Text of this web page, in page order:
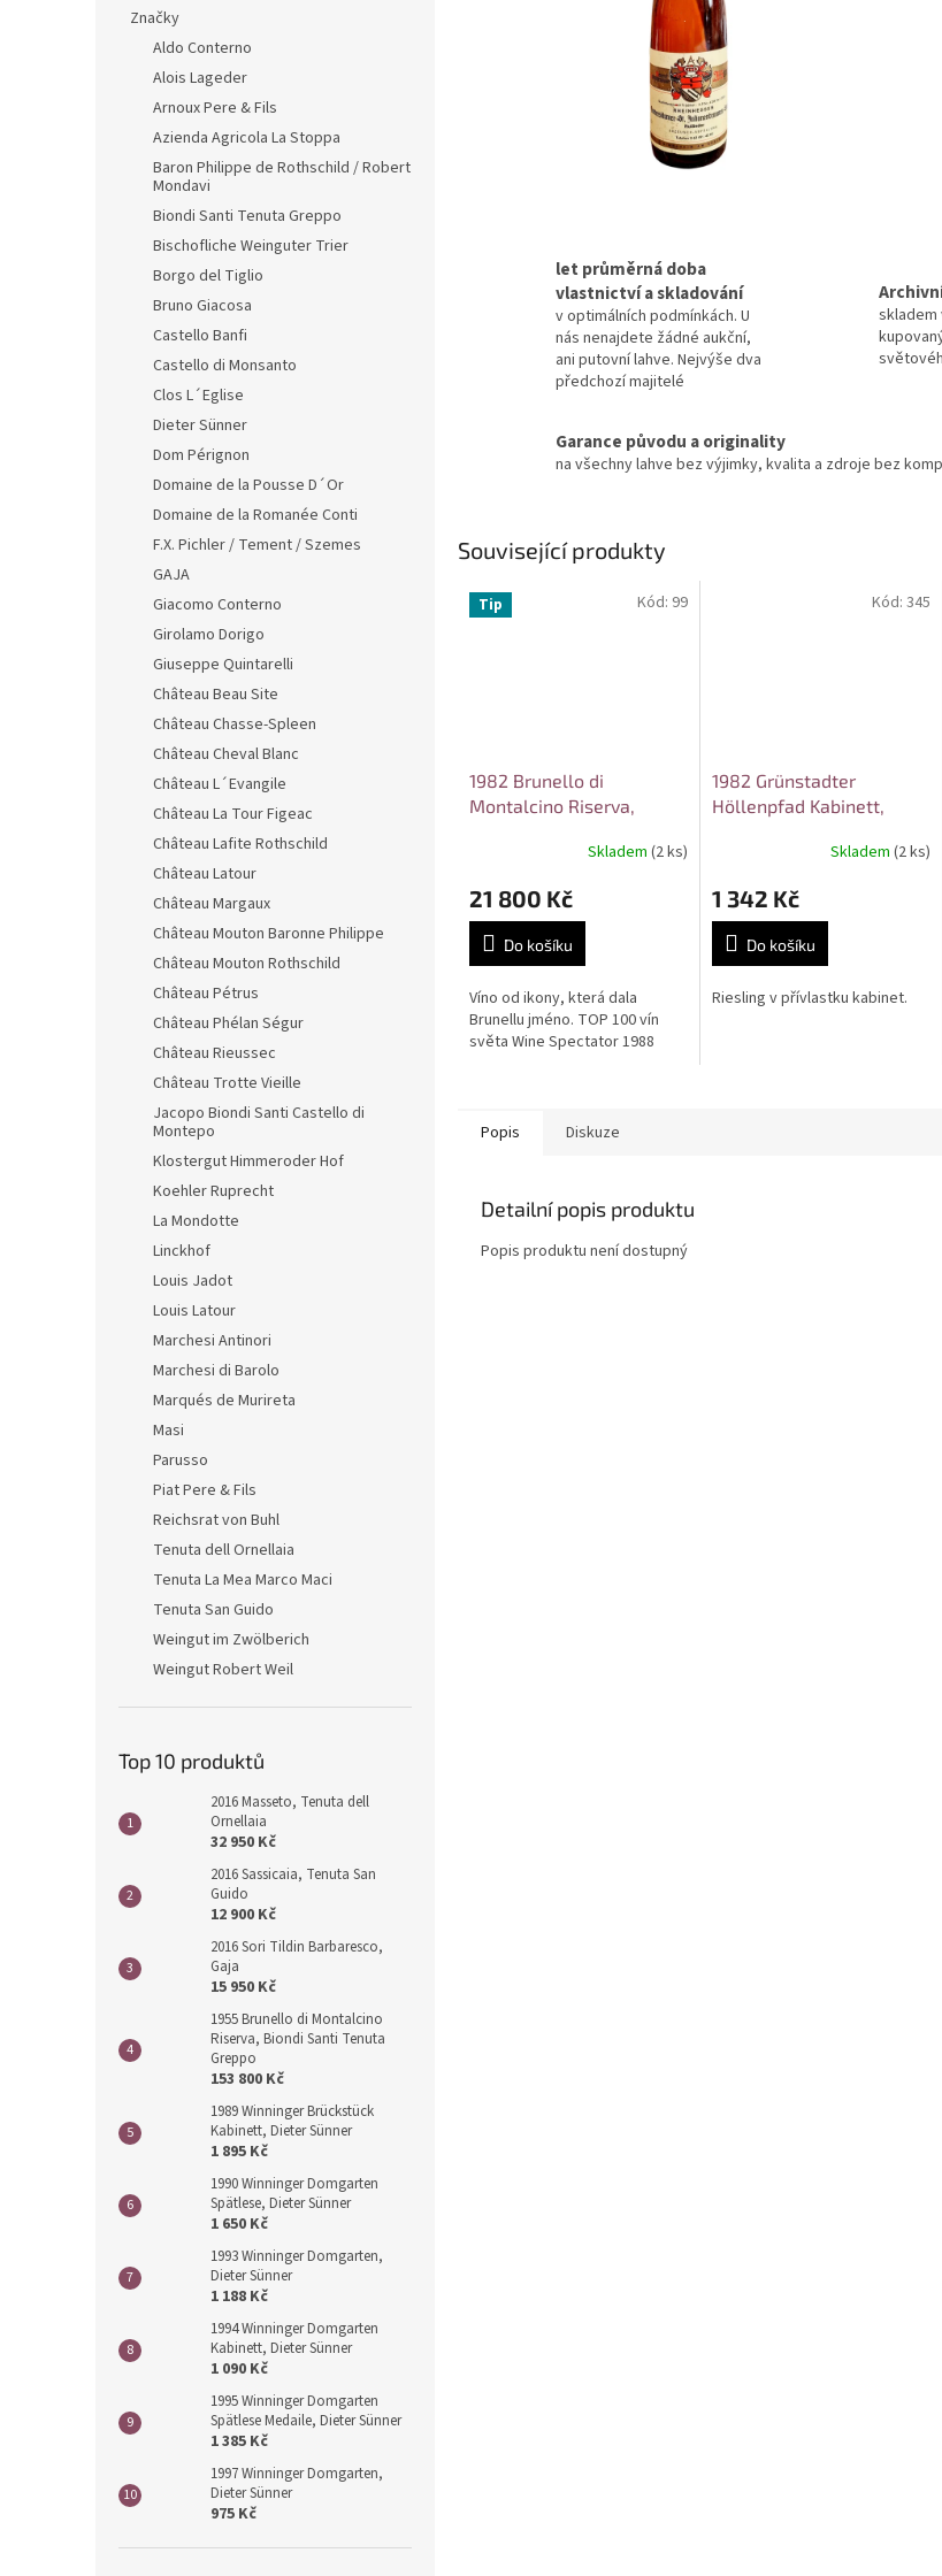
Značky
Aldo Conterno
Alois Lageder
Arnoux Pere & Fils
Azienda Agricola La Stoppa
Baron Philippe de Rothschild / Robert
Mondavi
Biondi Santi Tenuta Greppo
Bischofliche Weinguter Trier
Borgo del Tiglio
Bruno Giacosa
Castello Banfi
Castello di Monsanto
Clos L´Eglise
Dieter Sünner
Dom Pérignon
Domaine de la Pousse D´Or
Domaine de la Romanée Conti
F.X. Pichler / Tement / Szemes
GAJA
Giacomo Conterno
Girolamo Dorigo
Giuseppe Quintarelli
Château Beau Site
Château Chasse-Spleen
Château Cheval Blanc
Château L´Evangile
Château La Tour Figeac
Château Lafite Rothschild
Château Latour
Château Margaux
Château Mouton Baronne Philippe
Château Mouton Rothschild
Château Pétrus
Château Phélan Ségur
Château Rieussec
Château Trotte Vieille
Jacopo Biondi Santi Castello di
Montepo
Klostergut Himmeroder Hof
Koehler Ruprecht
La Mondotte
Linckhof
Louis Jadot
Louis Latour
Marchesi Antinori
Marchesi di Barolo
Marqués de Murireta
Masi
Parusso
Piat Pere & Fils
Reichsrat von Buhl
Tenuta dell Ornellaia
Tenuta La Mea Marco Maci
Tenuta San Guido
Weingut im Zwölberich
Weingut Robert Weil
Top 10 produktů
2016 Masseto, Tenuta dell
Ornellaia
32 950 Kč
2016 Sassicaia, Tenuta San
Guido
12 900 Kč
2016 Sori Tildin Barbaresco,
Gaja
15 950 Kč
1955 Brunello di Montalcino
Riserva, Biondi Santi Tenuta
Greppo
153 800 Kč
1989 Winninger Brückstück
Kabinett, Dieter Sünner
1 895 Kč
1990 Winninger Domgarten
Spätlese, Dieter Sünner
1 650 Kč
1993 Winninger Domgarten,
Dieter Sünner
1 188 Kč
1994 Winninger Domgarten
Kabinett, Dieter Sünner
1 090 Kč
1995 Winninger Domgarten
Spätlese Medaile, Dieter Sünner
1 385 Kč
1997 Winninger Domgarten,
Dieter Sünner
975 Kč
let průměrná doba
vlastnictví a skladování
v optimálních podmínkách. U
nás nenajdete žádné aukční,
ani putovní lahve. Nejvýše dva
předchozí majitelé
Garance původu a originality
na všechny lahve bez výjimky, kvalita a zdroje bez
Související produkty
Tip
1982 Brunello di
Montalcino Riserva,
Skladem (2 ks)
21 800 Kč
Do košíku
Víno od ikony, která dala
Brunellu jméno. TOP 100 vín
světa Wine Spectator 1988
Kód: 99
1982 Grünstadter
Höllenpfad Kabinett,
Skladem (2 ks)
1 342 Kč
Do košíku
Riesling v přívlastku kabinet.
Kód: 345
Popis Diskuze
Detailní popis produktu
Popis produktu není dostupný